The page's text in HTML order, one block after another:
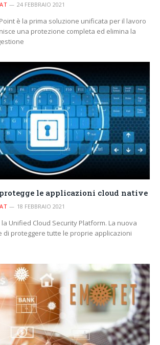
24 FEBBRAIO 2021
è la prima soluzione unificata per il lavoro
una protezione completa ed elimina la
le applicazioni cloud native
18 FEBBRAIO 2021
Unified Cloud Security Platform. La nuova
di proteggere tutte le proprie applicazioni